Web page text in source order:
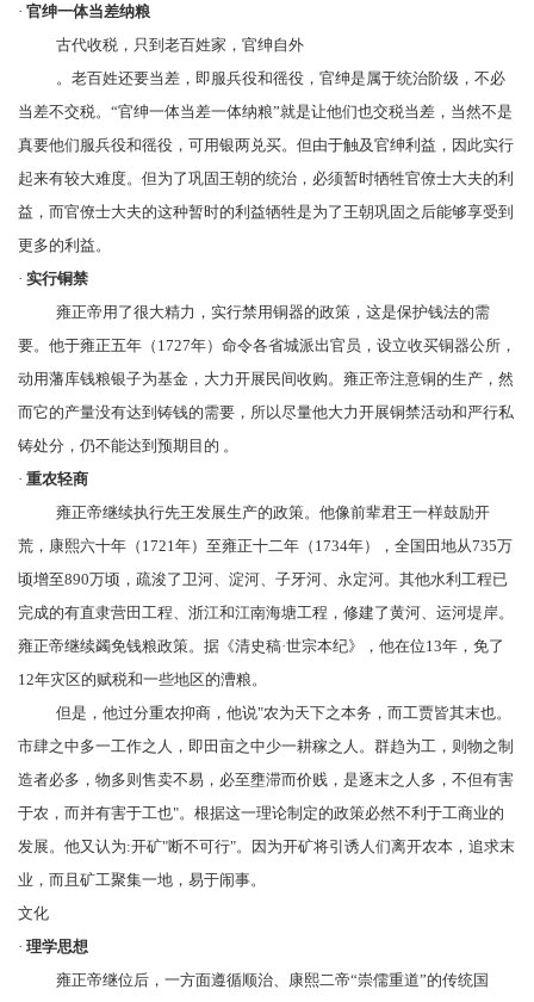
· 官绅一体当差纳粮
古代收税，只到老百姓家，官绅自外
。老百姓还要当差，即服兵役和徭役，官绅是属于统治阶级，不必
当差不交税。“官绅一体当差一体纳粮”就是让他们也交税当差，当然不是
真要他们服兵役和徭役，可用银两兑买。但由于触及官绅利益，因此实行
起来有较大难度。但为了巩固王朝的统治，必须暂时牺牲官僚士大夫的利
益，而官僚士大夫的这种暂时的利益牺牲是为了王朝巩固之后能够享受到
更多的利益。
· 实行铜禁
雍正帝用了很大精力，实行禁用铜器的政策，这是保护钱法的需
要。他于雍正五年（1727年）命令各省城派出官员，设立收买铜器公所，
动用藩库钱粮银子为基金，大力开展民间收购。雍正帝注意铜的生产，然
而它的产量没有达到铸钱的需要，所以尽量他大力开展铜禁活动和严行私
铸处分，仍不能达到预期目的 。
· 重农轻商
雍正帝继续执行先王发展生产的政策。他像前辈君王一样鼓励开
荒，康熙六十年（1721年）至雍正十二年（1734年），全国田地从735万
顷增至890万顷，疏浚了 卫河 、淀河、 子牙河 永定河。其他水利工程已
完成的有直隶营田工程、浙江和江南海塘工程，修建了黄河、运河堤岸。
雍正帝继续蠲免钱粮政策。据《清史稿·世宗本纪》，他在位13年，免了
12年灾区的赋税和一些地区的漕粮。
但是，他过分重农抑商 ，他说"农为天下之本务，而工贾皆其末也。
市肆之中多一工作之人，即田亩之中少一耕稼之人。群趋为工，则物之制
造者必多，物多则售卖不易，必至壅滞而价贱，是逐末之人多，不但有害
于农，而并有害于工也"。根据这一理论制定的政策必然不利于工商业的
发展。他又认为:开矿"断不可行"。因为开矿将引诱人们离开农本，追求末
业，而且矿工聚集一地，易于闹事。
文化
· 理学思想
雍正帝继位后，一方面遵循顺治、康熙二帝“崇儒重道”的传统国